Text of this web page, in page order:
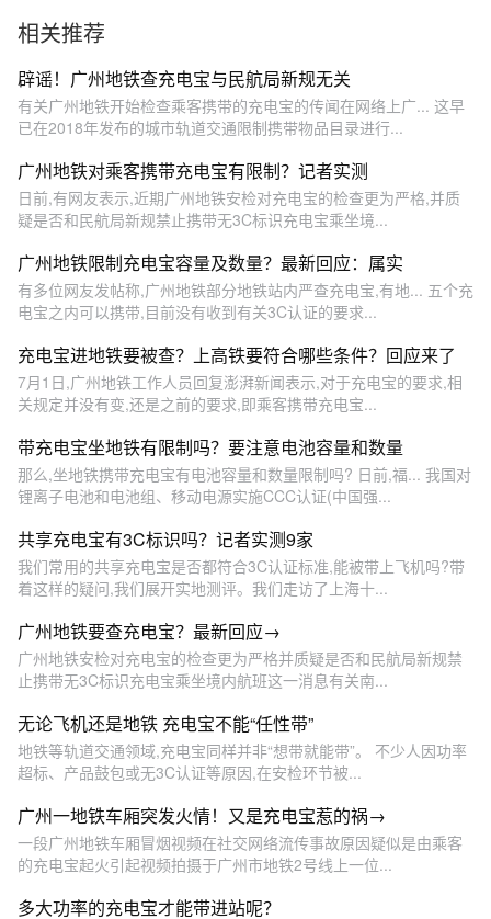
相关推荐
辟谣！广州地铁查充电宝与民航局新规无关
有关广州地铁开始检查乘客携带的充电宝的传闻在网络上广... 这早
已在2018年发布的城市轨道交通限制携带物品目录进行...
广州地铁对乘客携带充电宝有限制？记者实测
日前,有网友表示,近期广州地铁安检对充电宝的检查更为严格,并质
疑是否和民航局新规禁止携带无3C标识充电宝乘坐境...
广州地铁限制充电宝容量及数量？最新回应：属实
有多位网友发帖称,广州地铁部分地铁站内严查充电宝,有地... 五个充
电宝之内可以携带,目前没有收到有关3C认证的要求...
充电宝进地铁要被查？上高铁要符合哪些条件？回应来了
7月1日,广州地铁工作人员回复澎湃新闻表示,对于充电宝的要求,相
关规定并没有变,还是之前的要求,即乘客携带充电宝...
带充电宝坐地铁有限制吗？要注意电池容量和数量
那么,坐地铁携带充电宝有电池容量和数量限制吗? 日前,福... 我国对
锂离子电池和电池组、移动电源实施CCC认证(中国强...
共享充电宝有3C标识吗？记者实测9家
我们常用的共享充电宝是否都符合3C认证标准,能被带上飞机吗?带
着这样的疑问,我们展开实地测评。我们走访了上海十...
广州地铁要查充电宝？最新回应→
广州地铁安检对充电宝的检查更为严格并质疑是否和民航局新规禁
止携带无3C标识充电宝乘坐境内航班这一消息有关南...
无论飞机还是地铁 充电宝不能“任性带”
地铁等轨道交通领域,充电宝同样并非“想带就能带”。 不少人因功率
超标、产品鼓包或无3C认证等原因,在安检环节被...
广州一地铁车厢突发火情！又是充电宝惹的祸→
一段广州地铁车厢冒烟视频在社交网络流传事故原因疑似是由乘客
的充电宝起火引起视频拍摄于广州市地铁2号线上一位...
多大功率的充电宝才能带进站呢？